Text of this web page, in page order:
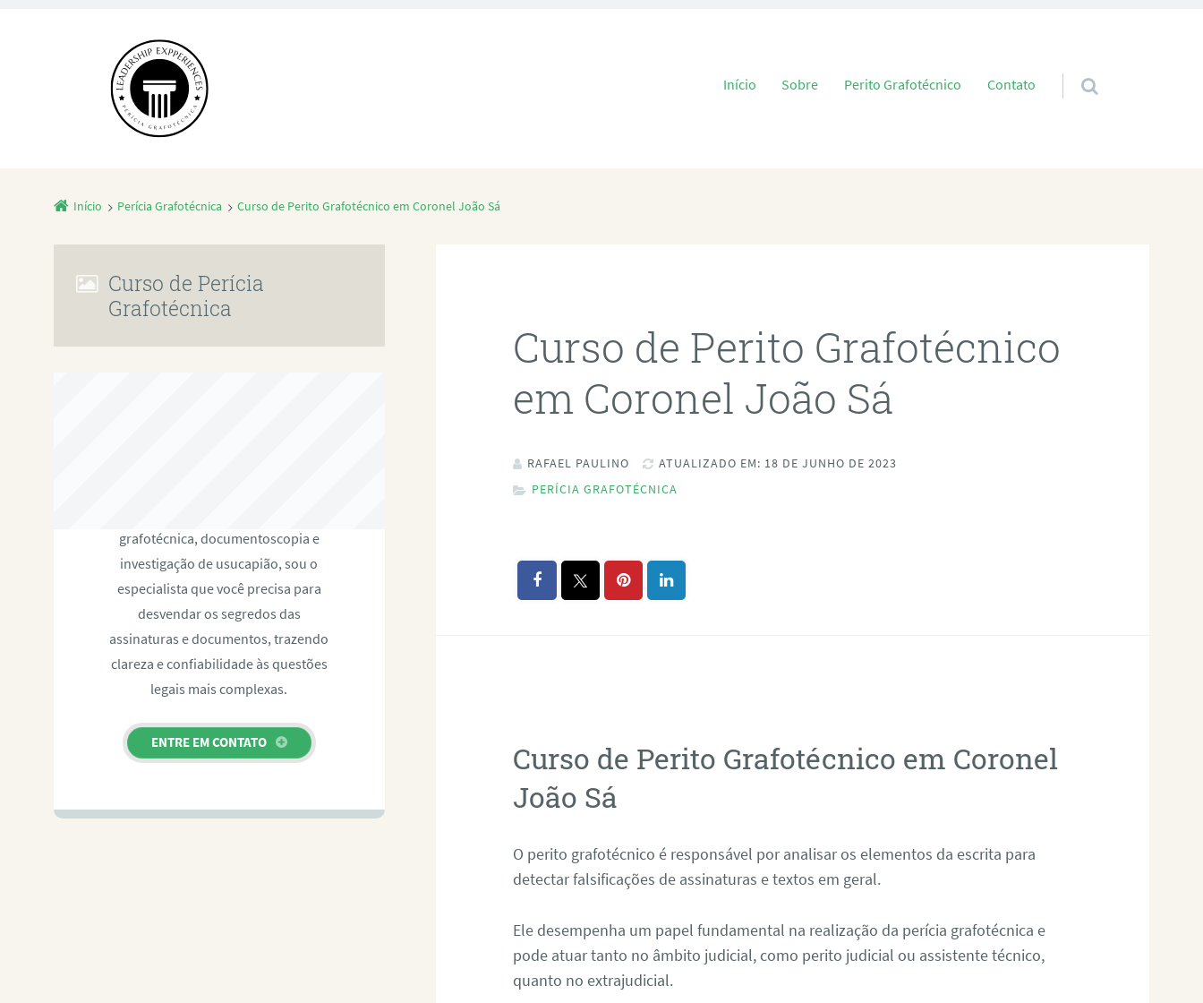
Pular para o conteúdo
Início Sobre Perito Grafotécnico Contato
Início Perícia Grafotécnica Curso de Perito Grafotécnico em Coronel João Sá
Curso de Perito Grafotécnico
em Coronel João Sá
RAFAEL PAULINO
ATUALIZADO EM: 18 DE JUNHO DE 2023
PERÍCIA GRAFOTÉCNICA
Curso de Perito Grafotécnico em Coronel
João Sá
O perito grafotécnico é responsável por analisar os elementos da escrita para
detectar falsificações de assinaturas e textos em geral.
Ele desempenha um papel fundamental na realização da perícia grafotécnica e
pode atuar tanto no âmbito judicial, como perito judicial ou assistente técnico,
quanto no extrajudicial.
Curso de Perícia
Grafotécnica
grafotécnica, documentoscopia e
investigação de usucapião, sou o
especialista que você precisa para
desvendar os segredos das
assinaturas e documentos, trazendo
clareza e confiabilidade às questões
legais mais complexas.
ENTRE EM CONTATO